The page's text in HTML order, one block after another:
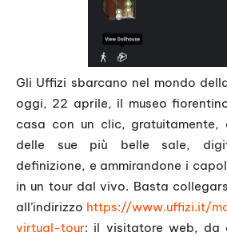
Gli Uffizi sbarcano nel mondo
oggi, 22 aprile, il museo
casa con un clic, gratuitamente,
delle sue più belle sale,
definizione, e ammirandone i
in un tour dal vivo. Basta
all’indirizzo https://www.uffizi.it/
virtual-tour: il visitatore web, da